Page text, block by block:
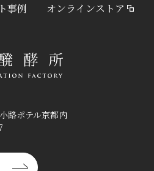
事例 オンラインストア
路ポテル京都内